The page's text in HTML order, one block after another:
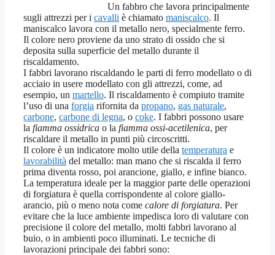
Un fabbro che lavora principalmente
sugli attrezzi per i cavalli è chiamato maniscalco. Il
maniscalco lavora con il metallo nero, specialmente ferro.
Il colore nero proviene da uno strato di ossido che si
deposita sulla superficie del metallo durante il
riscaldamento.
I fabbri lavorano riscaldando le parti di ferro modellato o di
acciaio in usere modellato con gli attrezzi, come, ad
esempio, un martello. Il riscaldamento è compiuto tramite
l’uso di una forgia rifornita da propano, gas naturale,
carbone, carbone di legna, o coke. I fabbri possono usare
la fiamma ossidrica o la fiamma ossi-acetilenica, per
riscaldare il metallo in punti più circoscritti.
Il colore è un indicatore molto utile della temperatura e
lavorabilità del metallo: man mano che si riscalda il ferro
prima diventa rosso, poi arancione, giallo, e infine bianco.
La temperatura ideale per la maggior parte delle operazioni
di forgiatura è quella corrispondente al colore giallo-
arancio, più o meno nota come calore di forgiatura. Per
evitare che la luce ambiente impedisca loro di valutare con
precisione il colore del metallo, molti fabbri lavorano al
buio, o in ambienti poco illuminati. Le tecniche di
lavorazioni principale dei fabbri sono: